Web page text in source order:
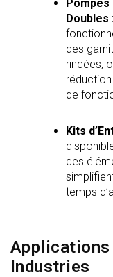
Pompes
Doubles
des
rincées,
de
Kits
des
temps
Applications
Industries